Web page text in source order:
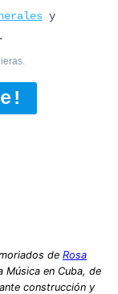
y
.
de Rosa
en Cuba, de
construcción y